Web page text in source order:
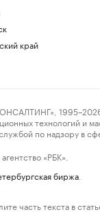
край
1995–2026.
технологий и
по надзору в
«РБК».
биржа
часть текста в